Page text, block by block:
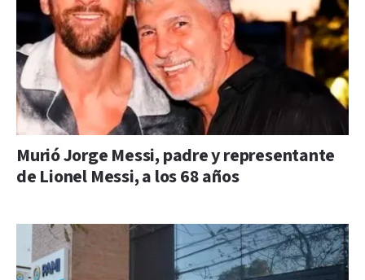
Murió Jorge Messi, padre y representante
de Lionel Messi, a los 68 años